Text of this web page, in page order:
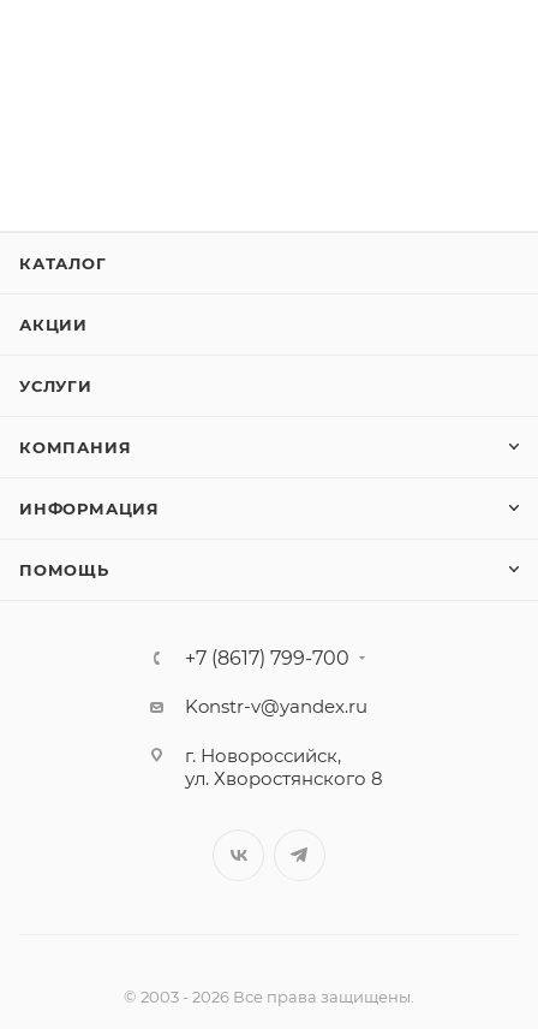
КАТАЛОГ
АКЦИИ
УСЛУГИ
КОМПАНИЯ
ИНФОРМАЦИЯ
ПОМОЩЬ
+7 (8617) 799-700
Konstr-v@yandex.ru
г. Новороссийск,
ул. Хворостянского 8
© 2003 - 2026 Все права защищены.